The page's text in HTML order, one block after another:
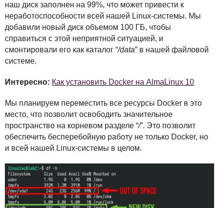
наш диск заполнен на 99%, что может привести к
неработоспособности всей нашей Linux-системы. Мы
добавили новый диск объемом 100 ГБ, чтобы
справиться с этой неприятной ситуацией, и
смонтировали его как каталог “/data” в нашей файловой
системе.
Интересно: Как установить Docker на AlmaLinux 10
Мы планируем переместить все ресурсы Docker в это
место, что позволит освободить значительное
пространство на корневом разделе “/”. Это позволит
обеспечить бесперебойную работу не только Docker, но
и всей нашей Linux-системы в целом.